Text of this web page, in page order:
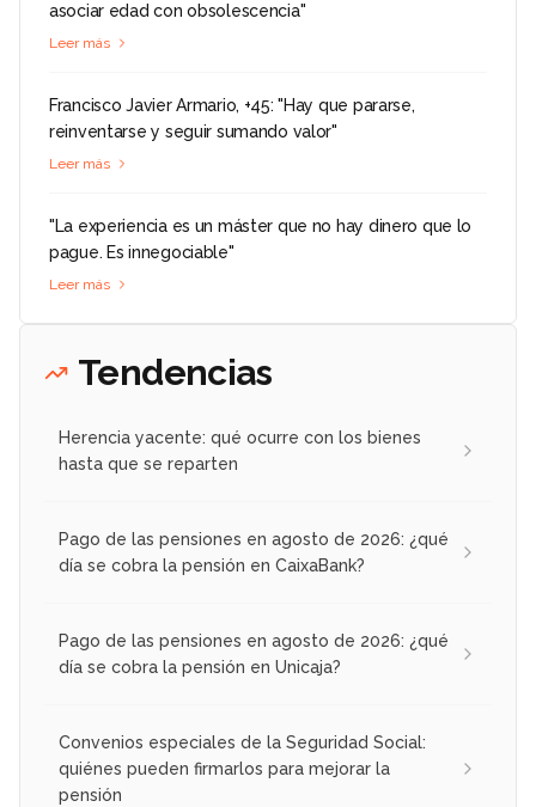
asociar edad con obsolescencia"
Leer más
Francisco Javier Armario, +45: "Hay que pararse,
reinventarse y seguir sumando valor"
Leer más
"La experiencia es un máster que no hay dinero que lo
pague. Es innegociable"
Leer más
Tendencias
Herencia yacente: qué ocurre con los bienes
hasta que se reparten
Pago de las pensiones en agosto de 2026: ¿qué
día se cobra la pensión en CaixaBank?
Pago de las pensiones en agosto de 2026: ¿qué
día se cobra la pensión en Unicaja?
Convenios especiales de la Seguridad Social:
quiénes pueden firmarlos para mejorar la
pensión